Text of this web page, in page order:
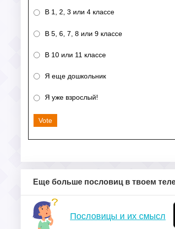
В 1, 2, 3 или 4 классе
В 5, 6, 7, 8 или 9 классе
В 10 или 11 классе
Я еще дошкольник
Я уже взрослый!
Vote
Еще больше пословиц в твоем
Пословицы и их смысл